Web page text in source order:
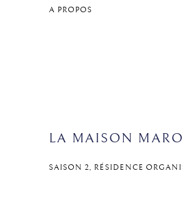
A PROPOS
LA MAISON
SAISON 2, RÉSIDENCE